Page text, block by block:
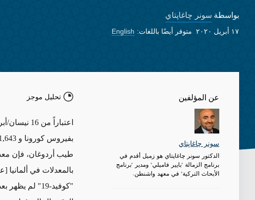
بواسطة سونر چاغاپتاي
١٧ أبريل ٢٠٢٠ متوفر أيضًا باللغات: English
عن المؤلفين
سونر چاغاپتاي
الدكتور سونر چاغاپتاي هو زميل أقدم في
برنامج الزمالة "بايير فاميلي" ومدير "برنامج
الأبحاث التركية" في معهد واشنطن.
تحليل موجز
اعتباراً من 16 نيسان/أبريل، أبلغت الحكومة التركية عن وقوع أكثر من
بفيروس كورونا و
بالمعدلات في
"كوفيد-19" لم